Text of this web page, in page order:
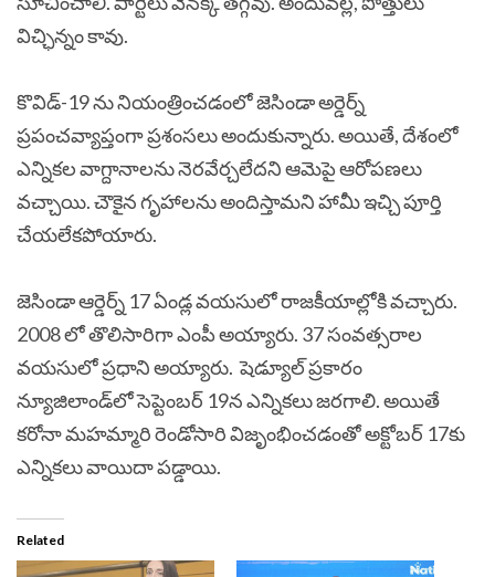
విచ్ఛిన్నం కావు.
కొవిడ్-19 ను నియంత్రించడంలో జెసిండా అర్డెర్న్
ప్రపంచవ్యాప్తంగా ప్రశంసలు అందుకున్నారు. అయితే, దేశంలో
ఎన్నికల వాగ్దానాలను నెరవేర్చలేదని ఆమెపై ఆరోపణలు
వచ్చాయి. చౌకైన గృహాలను అందిస్తామని హామీ ఇచ్చి పూర్తి
చేయలేకపోయారు.
జెసిండా ఆర్డెర్న్‌ 17 ఏండ్ల వయసులో రాజకీయాల్లోకి వచ్చారు.
2008 లో తొలిసారిగా ఎంపీ అయ్యారు. 37 సంవత్సరాల
వయసులో ప్రధాని అయ్యారు. షెడ్యూల్ ప్రకారం
న్యూజిలాండ్‌లో సెప్టెంబర్ 19న ఎన్నికలు జరగాలి. అయితే
కరోనా మహమ్మారి రెండోసారి విజృంభించడంతో అక్టోబర్ 17కు
ఎన్నికలు వాయిదా పడ్డాయి.
Related